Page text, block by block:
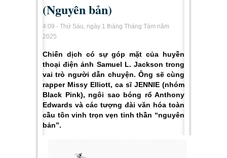
(Nguyên bản)
4:09 - Thứ Sáu, ngày 1 tháng Tháng Tám năm
2025
Chiến dịch có sự góp mặt của huyền
thoại điện ảnh Samuel L. Jackson trong
vai trò người dẫn chuyện. Ông sẽ cùng
rapper Missy Elliott, ca sĩ JENNIE (nhóm
Black Pink), ngôi sao bóng rổ Anthony
Edwards và các tượng đài văn hóa toàn
cầu tôn vinh trọn vẹn tinh thần “nguyên
bản”.